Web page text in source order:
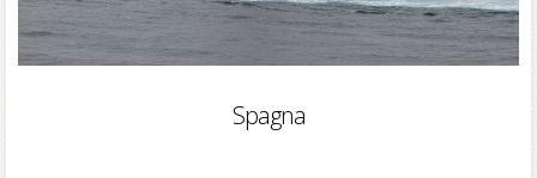
Spagna